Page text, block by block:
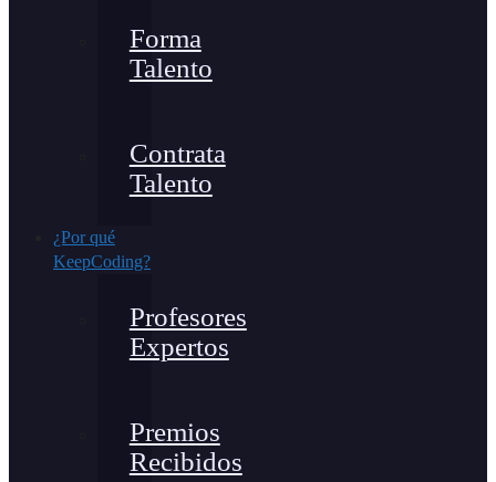
Forma
Talento
Contrata
Talento
¿Por qué
KeepCoding?
Profesores
Expertos
Premios
Recibidos